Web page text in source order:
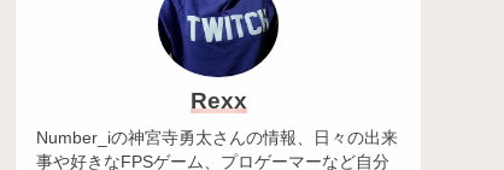
Rexx
Number_iの神宮寺勇太さんの情報、日々の出来
事や好きなFPSゲーム、プロゲーマーなど自分